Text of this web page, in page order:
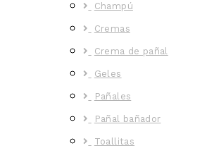
Champú
Cremas
Crema de pañal
Geles
Pañales
Pañal bañador
Toallitas